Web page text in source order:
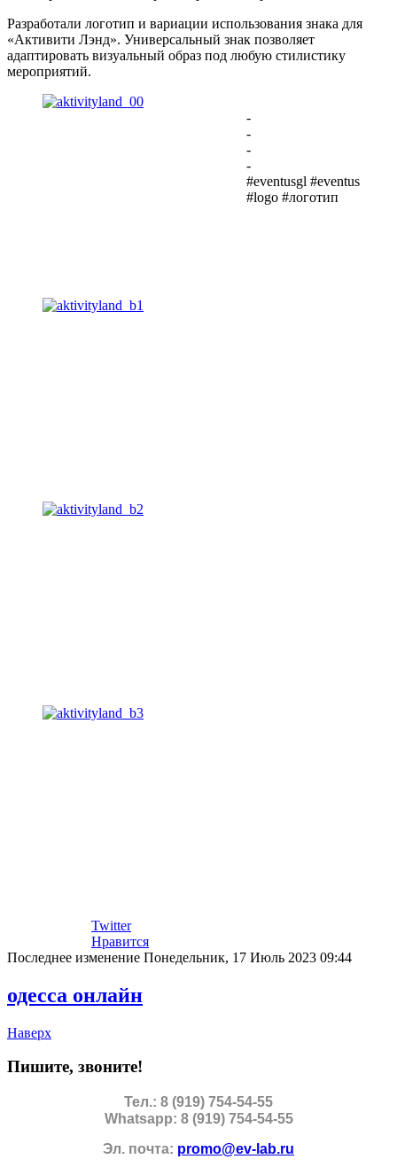
Разработали логотип и вариации использования знака для
«Активити Лэнд». Универсальный знак позволяет
адаптировать визуальный образ под любую стилистику
мероприятий.
-
-
-
-
#eventusgl #eventus
#logo #логотип
Twitter
Нравится
Последнее изменение Понедельник, 17 Июль 2023 09:44
одесса онлайн
Наверх
Пишите, звоните!
Тел.: 8 (919) 754-54-55
Whatsapp: 8 (919) 754-54-55
Эл. почта: promo@ev-lab.ru